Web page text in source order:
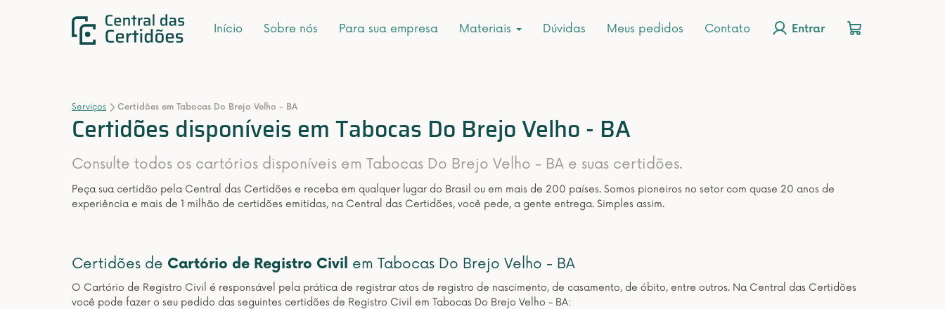
Início Sobre nós Para sua empresa Materiais Dúvidas Meus pedidos Contato Entrar
Serviços Certidões em Tabocas Do Brejo Velho - BA
Certidões disponíveis em Tabocas Do Brejo Velho - BA
Consulte todos os cartórios disponíveis em Tabocas Do Brejo Velho - BA e suas certidões.
Peça sua certidão pela Central das Certidões e receba em qualquer lugar do Brasil ou em mais de 200 países. Somos pioneiros no setor com quase 20 anos de
experiência e mais de 1 milhão de certidões emitidas, na Central das Certidões, você pede, a gente entrega. Simples assim.
Certidões de Cartório de Registro Civil em Tabocas Do Brejo Velho - BA
O Cartório de Registro Civil é responsável pela prática de registrar atos de registro de nascimento, de casamento, de óbito, entre outros. Na Central das Certidões
você pode fazer o seu pedido das seguintes certidões de Registro Civil em Tabocas Do Brejo Velho - BA: